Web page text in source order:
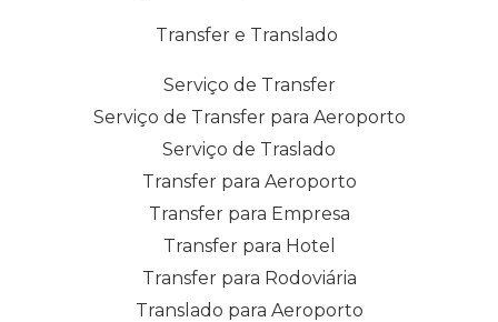
Transfer e Translado
Serviço de Transfer
Serviço de Transfer para Aeroporto
Serviço de Traslado
Transfer para Aeroporto
Transfer para Empresa
Transfer para Hotel
Transfer para Rodoviária
Translado para Aeroporto